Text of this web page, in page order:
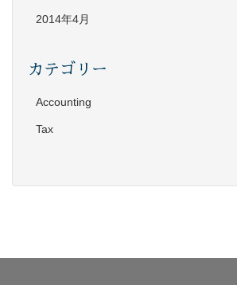
2014年4月
カテゴリー
Accounting
Tax